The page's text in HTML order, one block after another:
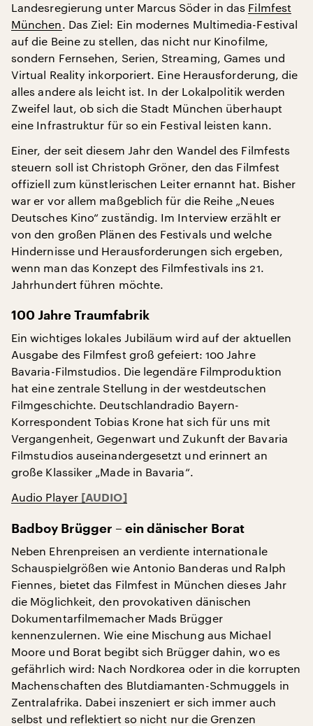
Landesregierung unter Marcus Söder in das Filmfest
München. Das Ziel: Ein modernes Multimedia-Festival
auf die Beine zu stellen, das nicht nur Kinofilme,
sondern Fernsehen, Serien, Streaming, Games und
Virtual Reality inkorporiert. Eine Herausforderung, die
alles andere als leicht ist. In der Lokalpolitik werden
Zweifel laut, ob sich die Stadt München überhaupt
eine Infrastruktur für so ein Festival leisten kann.
Einer, der seit diesem Jahr den Wandel des Filmfests
steuern soll ist Christoph Gröner, den das Filmfest
offiziell zum künstlerischen Leiter ernannt hat. Bisher
war er vor allem maßgeblich für die Reihe „Neues
Deutsches Kino“ zuständig. Im Interview erzählt er
von den großen Plänen des Festivals und welche
Hindernisse und Herausforderungen sich ergeben,
wenn man das Konzept des Filmfestivals ins 21.
Jahrhundert führen möchte.
100 Jahre Traumfabrik
Ein wichtiges lokales Jubiläum wird auf der aktuellen
Ausgabe des Filmfest groß gefeiert: 100 Jahre
Bavaria-Filmstudios. Die legendäre Filmproduktion
hat eine zentrale Stellung in der westdeutschen
Filmgeschichte. Deutschlandradio Bayern-
Korrespondent Tobias Krone hat sich für uns mit
Vergangenheit, Gegenwart und Zukunft der Bavaria
Filmstudios auseinandergesetzt und erinnert an
große Klassiker „Made in Bavaria“.
Audio Player
Badboy Brügger – ein dänischer Borat
Neben Ehrenpreisen an verdiente internationale
Schauspielgrößen wie Antonio Banderas und Ralph
Fiennes, bietet das Filmfest in München dieses Jahr
die Möglichkeit, den provokativen dänischen
Dokumentarfilmemacher Mads Brügger
kennenzulernen. Wie eine Mischung aus Michael
Moore und Borat begibt sich Brügger dahin, wo es
gefährlich wird: Nach Nordkorea oder in die korrupten
Machenschaften des Blutdiamanten-Schmuggels in
Zentralafrika. Dabei inszeniert er sich immer auch
selbst und reflektiert so nicht nur die Grenzen